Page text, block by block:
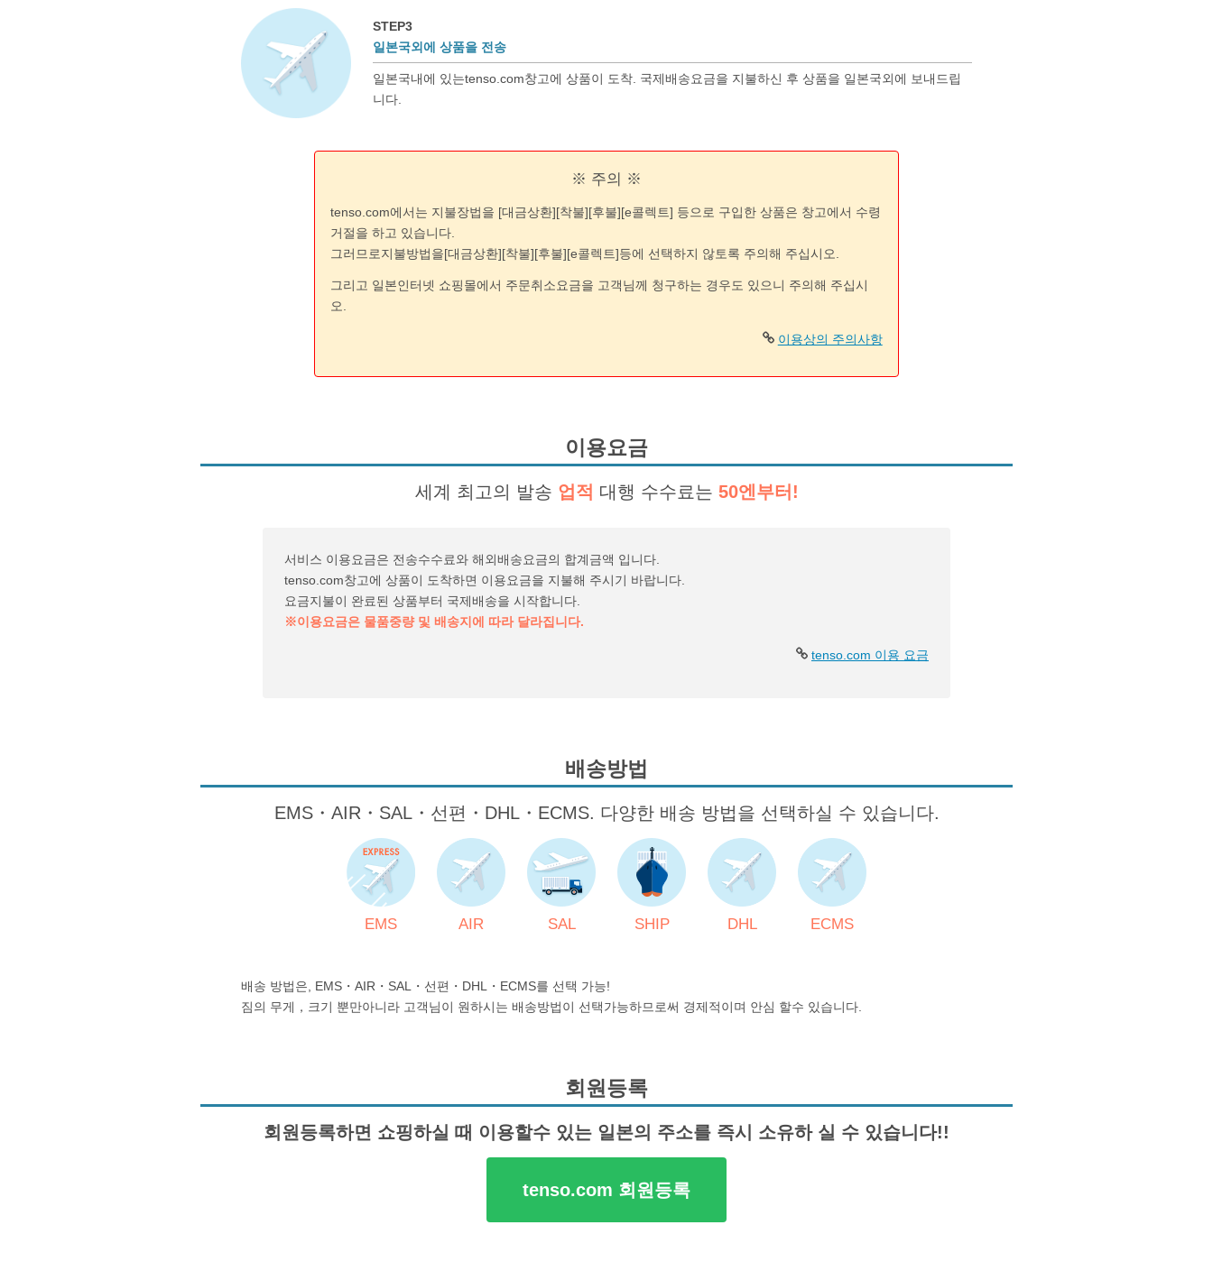
STEP3
일본국외에 상품을 전송
일본국내에 있는tenso.com창고에 상품이 도착. 국제배송요금을 지불하신 후 상품을 일본국외에 보내드립
니다.
※ 주의 ※
tenso.com에서는 지불장법을 [대금상환][착불][후불][e콜렉트] 등으로 구입한 상품은 창고에서 수령
거절을 하고 있습니다.
그러므로지불방법을[대금상환][착불][후불][e콜렉트]등에 선택하지 않토록 주의해 주십시오.
그리고 일본인터넷 쇼핑몰에서 주문취소요금을 고객님께 청구하는 경우도 있으니 주의해 주십시
오.
이용상의 주의사항
이용요금
세계 최고의 발송 업적 대행 수수료는 50엔부터!
서비스 이용요금은 전송수수료와 해외배송요금의 합계금액 입니다.
tenso.com창고에 상품이 도착하면 이용요금을 지불해 주시기 바랍니다.
요금지불이 완료된 상품부터 국제배송을 시작합니다.
※이용요금은 물품중량 및 배송지에 따라 달라집니다.
tenso.com 이용 요금
배송방법
EMS・AIR・SAL・선편・DHL・ECMS. 다양한 배송 방법을 선택하실 수 있습니다.
EMS AIR SAL SHIP DHL ECMS
배송 방법은, EMS・AIR・SAL・선편・DHL・ECMS를 선택 가능!
짐의 무게，크기 뿐만아니라 고객님이 원하시는 배송방법이 선택가능하므로써 경제적이며 안심 할수 있습니다.
회원등록
회원등록하면 쇼핑하실 때 이용할수 있는 일본의 주소를 즉시 소유하 실 수 있습니다!!
tenso.com 회원등록